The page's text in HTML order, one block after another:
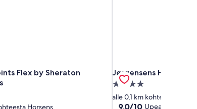
Flex by Sheraton
Flex by Sheraton Horsens
Horsens
Jørgensens Hotel
Jørgensens Hotel
4.0
tähden
majoituspaikka
alle 0,1 km kohteesta
9.0
9,0/10 Upea